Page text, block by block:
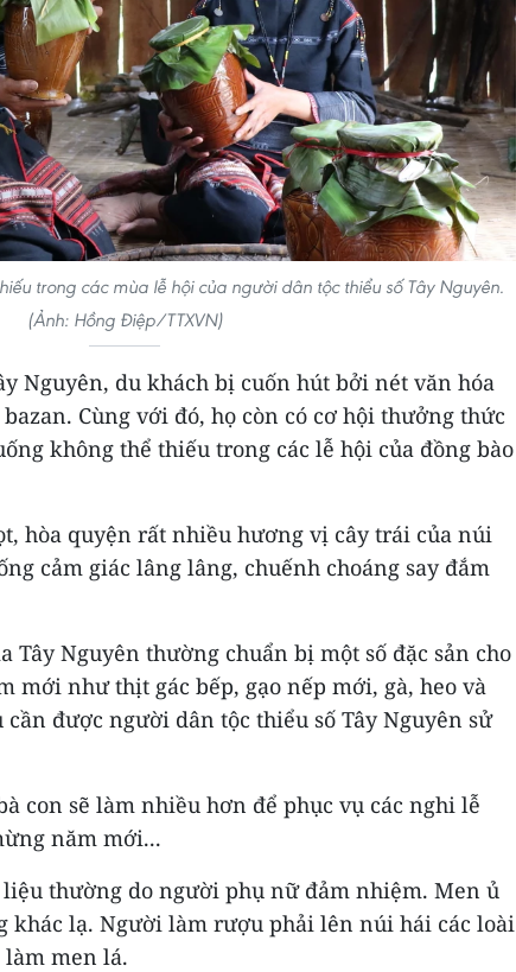
trong các mùa lễ hội của người dân tộc thiểu số Tây Nguyên.
(Ảnh: Hồng Điệp/TTXVN)
Nguyên, du khách bị cuốn hút bởi nét văn hóa
Cùng với đó, họ còn có cơ hội thưởng thức
không thể thiếu trong các lễ hội của đồng bào
hòa quyện rất nhiều hương vị cây trái của núi
cảm giác lâng lâng, chuếnh choáng say đắm
Tây Nguyên thường chuẩn bị một số đặc sản cho
mới như thịt gác bếp, gạo nếp mới, gà, heo và
được người dân tộc thiểu số Tây Nguyên sử
con sẽ làm nhiều hơn để phục vụ các nghi lễ
năm mới...
liệu thường do người phụ nữ đảm nhiệm. Men ủ
khác lạ. Người làm rượu phải lên núi hái các loài
làm men lá.